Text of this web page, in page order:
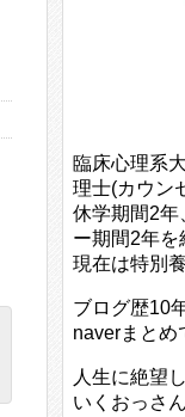
臨床心理系
理士(カウン
休学期間2年
ー期間2年を
現在は特別
ブログ歴10年
naverまとめ
人生に絶望
いくおっさん